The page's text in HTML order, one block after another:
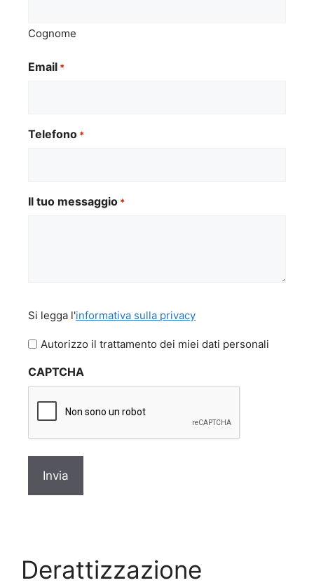
Cognome
Email *
Telefono *
Il tuo messaggio *
legga
l'informativa
privacy
Si legga l'informativa sulla privacy
Autorizzo il trattamento dei miei dati personali
CAPTCHA
Derattizzazione